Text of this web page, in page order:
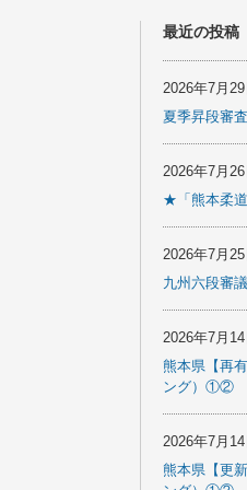
最近の投稿
2026年7月29
夏季昇段審
2026年7月26
★「熊本柔
2026年7月25
九州六段審
2026年7月14
熊本県【再
ング）①②
2026年7月14
熊本県【更